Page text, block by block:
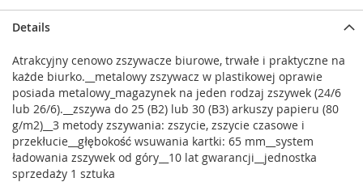
Details
Atrakcyjny cenowo zszywacze biurowe, trwałe i praktyczne na
każde biurko.__metalowy zszywacz w plastikowej oprawie
posiada metalowy_magazynek na jeden rodzaj zszywek (24/6
lub 26/6).__zszywa do 25 (B2) lub 30 (B3) arkuszy papieru (80
g/m2)__3 metody zszywania: zszycie, zszycie czasowe i
przekłucie__głębokość wsuwania kartki: 65 mm__system
ładowania zszywek od góry__10 lat gwarancji__jednostka
sprzedaży 1 sztuka